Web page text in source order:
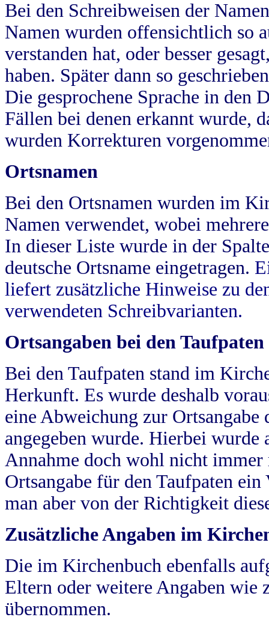
Bei den Schreibweisen der
Namen wurden offensichtlich so
verstanden hat, oder besser
haben. Später dann so
Die gesprochene Sprache in
Fällen bei denen erkannt wurde,
wurden Korrekturen
Ortsnamen
Bei den Ortsnamen wurden im
Namen verwendet, wobei
In dieser Liste wurde in der
deutsche Ortsname eingetragen.
liefert zusätzliche Hinweise zu
verwendeten Schreibvarianten.
Ortsangaben bei den Taufpaten
Bei den Taufpaten stand im
Herkunft. Es wurde deshalb
eine Abweichung zur
angegeben wurde. Hierbei wurde
Annahme doch wohl nicht
Ortsangabe für den Taufpaten
man aber von der Richtigkeit
Zusätzliche Angaben im
Die im Kirchenbuch ebenfalls
Eltern oder weitere Angaben wie
übernommen.